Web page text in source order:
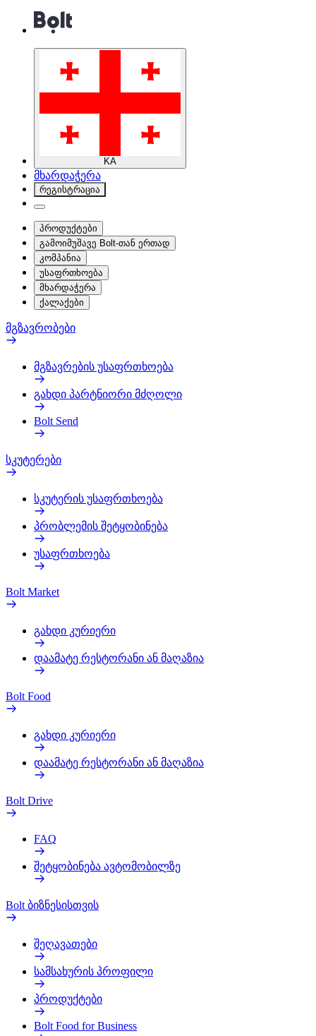
KA
მხარდაჭერა
რეგისტრაცია
პროდუქტები
გამოიმუშავე Bolt-თან ერთად
კომპანია
უსაფრთხოება
მხარდაჭერა
ქალაქები
მგზავრობები
მგზავრების უსაფრთხოება
გახდი პარტნიორი მძღოლი
Bolt Send
სკუტერები
სკუტერის უსაფრთხოება
პრობლემის შეტყობინება
უსაფრთხოება
Bolt Market
გახდი კურიერი
დაამატე რესტორანი ან მაღაზია
Bolt Food
გახდი კურიერი
დაამატე რესტორანი ან მაღაზია
Bolt Drive
FAQ
შეტყობინება ავტომობილზე
Bolt ბიზნესისთვის
შეღავათები
სამსახურის პროფილი
პროდუქტები
Bolt Food for Business